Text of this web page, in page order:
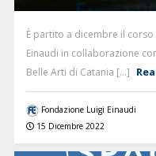
È partito a dicembre il
Einaudi in collaborazione
Belle Arti di Catania [...]
Fondazione Luigi Einaudi
15 Dicembre 2022